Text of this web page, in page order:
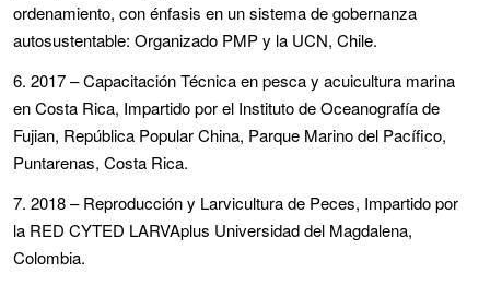
ordenamiento, con énfasis en un sistema de gobernanza
autosustentable: Organizado PMP y la UCN, Chile.
6. 2017 – Capacitación Técnica en pesca y acuicultura marina
en Costa Rica, Impartido por el Instituto de Oceanografía de
Fujian, República Popular China, Parque Marino del Pacífico,
Puntarenas, Costa Rica.
7. 2018 – Reproducción y Larvicultura de Peces, Impartido por
la RED CYTED LARVAplus Universidad del Magdalena,
Colombia.